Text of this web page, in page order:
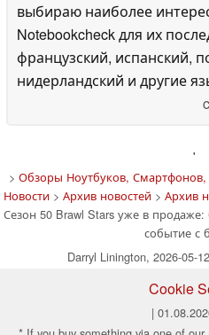
выбираю наиболее
Notebookcheck для их
французский, испанский,
нидерландский и другие
'
> Обзоры Ноутбуков,
Новости> Архив новостей> Архив
Сезон 50 Brawl Stars уже в продаже:
событие с
Darryl Linington, 2026-05-
Cookie
|